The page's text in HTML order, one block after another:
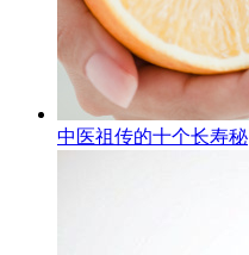
中医祖传的十个长寿秘